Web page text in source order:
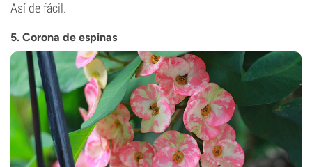
Así de fácil.
5. Corona de espinas